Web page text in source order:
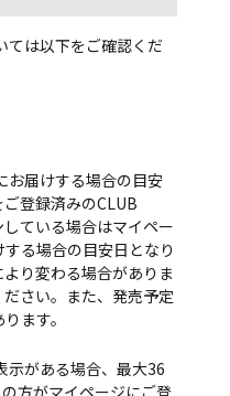
は以下をご確認くだ
お届けする場合の目安
登録済みのCLUB
ている場合はマイペー
る場合の目安日となり
り変わる場合がありま
さい。また、発売予定
ます。
示がある場合、最大36
方がマイページにご登